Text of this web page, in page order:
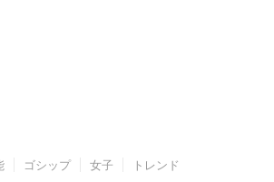
ゴシップ 女子 トレンド